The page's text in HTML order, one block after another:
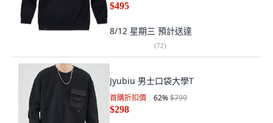
$495
8/12 星期三 預計送達
(72)
Jyubiu 男士口袋大學T
首購折扣價 62%$799
$298